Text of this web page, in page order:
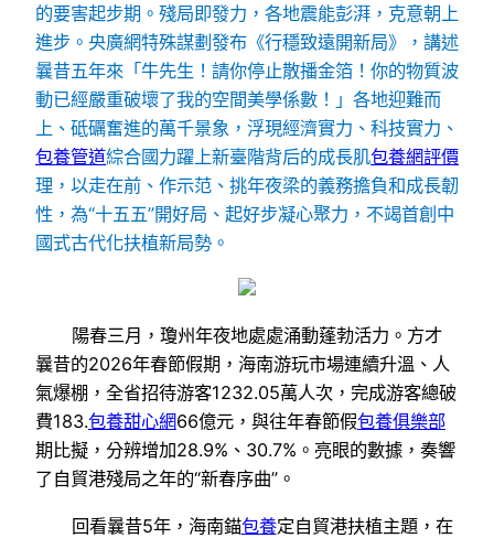
的要害起步期。殘局即發力，各地震能彭湃，克意朝上
進步。央廣網特殊謀劃發布《行穩致遠開新局》，講述
曩昔五年來「牛先生！請你停止散播金箔！你的物質波
動已經嚴重破壞了我的空間美學係數！」各地迎難而
上、砥礪奮進的萬千景象，浮現經濟實力、科技實力、
包養管道綜合國力躍上新臺階背后的成長肌包養網評價
理，以走在前、作示范、挑年夜梁的義務擔負和成長韌
性，為“十五五”開好局、起好步凝心聚力，不竭首創中
國式古代化扶植新局勢。
陽春三月，瓊州年夜地處處涌動蓬勃活力。方才
曩昔的2026年春節假期，海南游玩市場連續升溫、人
氣爆棚，全省招待游客1232.05萬人次，完成游客總破
費183.包養甜心網66億元，與往年春節假包養俱樂部
期比擬，分辨增加28.9%、30.7%。亮眼的數據，奏響
了自貿港殘局之年的“新春序曲”。
回看曩昔5年，海南錨包養定自貿港扶植主題，在